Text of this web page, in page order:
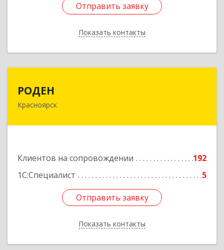
Отправить заявку
Показать контакты
Отправить заявку
Назад
РОДЕН
Красноярск
Клиентов на сопровождении
192
1С:Специалист
5
Отправить заявку
Показать контакты
660064, Красноярский край, Красноярск г, им
Отправить заявку
Назад